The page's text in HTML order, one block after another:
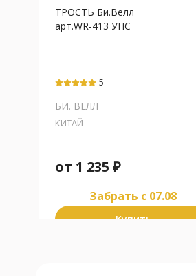
ТРОСТЬ Би.Велл
арт.WR-413 УПС
5
БИ. ВЕЛЛ
КИТАЙ
от 1 235 ₽
Забрать c 07.08
Купить